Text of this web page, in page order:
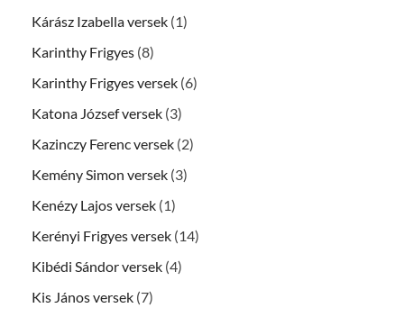
Kárász Izabella versek (1)
Karinthy Frigyes (8)
Karinthy Frigyes versek (6)
Katona József versek (3)
Kazinczy Ferenc versek (2)
Kemény Simon versek (3)
Kenézy Lajos versek (1)
Kerényi Frigyes versek (14)
Kibédi Sándor versek (4)
Kis János versek (7)